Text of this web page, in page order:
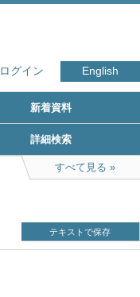
ログイン English
新着資料
詳細検索
すべて見る
テキストで保存